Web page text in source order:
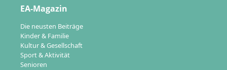
EA-Magazin
Die neusten Beiträge
Kinder & Familie
Kultur & Gesellschaft
Sport & Aktivität
Senioren